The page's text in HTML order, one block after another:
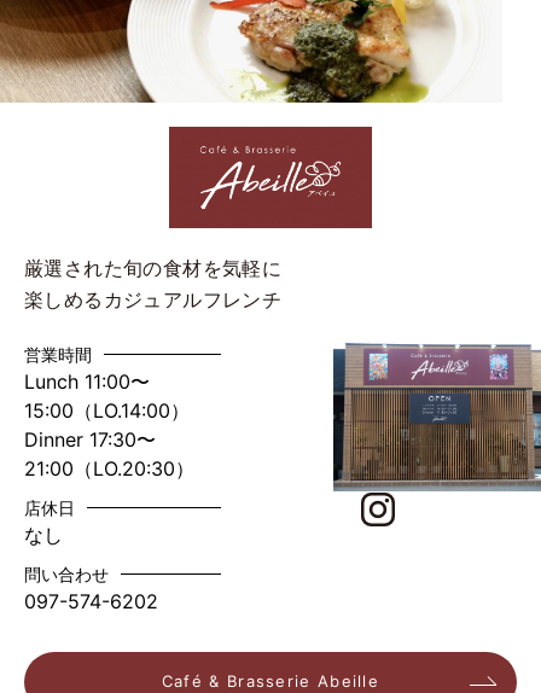
厳選された旬の食材を気軽に
楽しめるカジュアルフレンチ
営業時間
Lunch 11:00〜
15:00（LO.14:00）
Dinner 17:30〜
21:00（LO.20:30）
店休日
なし
問い合わせ
097-574-6202
Café & Brasserie Abeille